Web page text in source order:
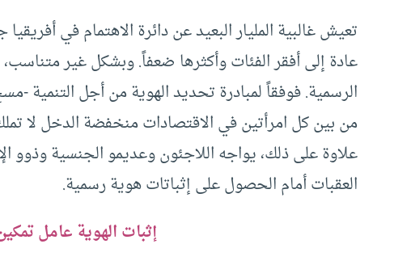
تعيش غالبية المليار البعيد عن دائرة الاهتمام في
عادة إلى أفقر الفئات وأكثرها ضعفاً. وبشكل غير متناسب،
الرسمية. فوفقاً لمبادرة تحديد الهوية من أجل التنمية -
من بين كل امرأتين في الاقتصادات منخفضة الدخل لا
علاوة على ذلك، يواجه اللاجئون وعديمو الجنسية وذوو
العقبات أمام الحصول على إثباتات هوية رسمية.
إثبات الهوية عامل